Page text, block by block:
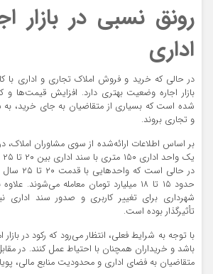
رونق نسبی در بازار
اداری
در حالی که خرید و فروش املاک تجاری و اداری با
بازار اجاره وضعیت بهتری دارد. افزایش قیمت‌ها
شده است که بسیاری از متقاضیان به جای خرید، به
و تجاری بروند.
در حالی
حدود ۱۵ تا ۱۸ میلیارد تومان معامله می‌شوند.
شهرداری برای تغییر کاربری و صدور سند اداری
تأثیرگذار بوده است.
با توجه به شرایط فعلی، انتظار می‌رود که رکود در
باشد و خریداران همچنان با احتیاط عمل کنند. در مقابل،
متقاضیان به فضای اداری و محدودیت منابع مالی،